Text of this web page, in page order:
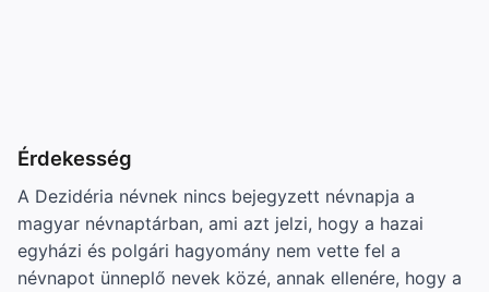
Érdekesség
A Dezidéria névnek nincs bejegyzett névnapja a
magyar névnaptárban, ami azt jelzi, hogy a hazai
egyházi és polgári hagyomány nem vette fel a
névnapot ünneplő nevek közé, annak ellenére, hogy a